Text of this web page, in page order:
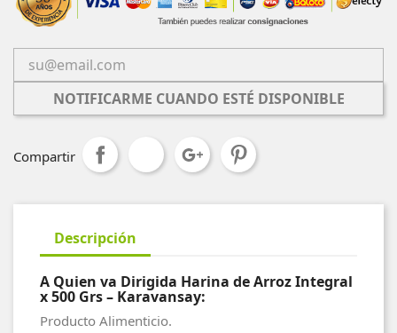
NOTIFICARME CUANDO ESTÉ DISPONIBLE
Compartir
Descripción
A Quien va Dirigida Harina de Arroz Integral
x 500 Grs – Karavansay:
Producto Alimenticio.